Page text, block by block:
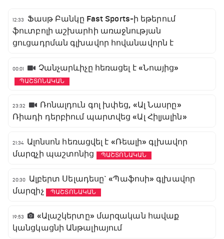
12:33
Ֆասթ Բանկը Fast Sports-ի եթերում
ֆուտբոլի աշխարհի առաջնության
ցուցադրման գլխավոր հովանավորն է
00:01 Չանչարևիչը հեռացել է «Նոայից»
ՊԱՇՏՈՆԱԿԱՆ
23:32
Ռոնալդուն գոլ խփեց, «Ալ Նասրը»
Ռիադի դերբիում պարտվեց «Ալ Հիլյալին»
21:34 Ալոնսոն հեռացվել է «Ռեալի» գլխավոր
մարզչի պաշտոնից
ՊԱՇՏՈՆԱԿԱՆ
20:30
Ալբերտ Սելադեսը` «Պաֆոսի» գլխավոր
մարզիչ
ՊԱՇՏՈՆԱԿԱՆ
19:53
«Ալաշկերտը» մարզական հավաք
կանցկացնի Անթալիայում